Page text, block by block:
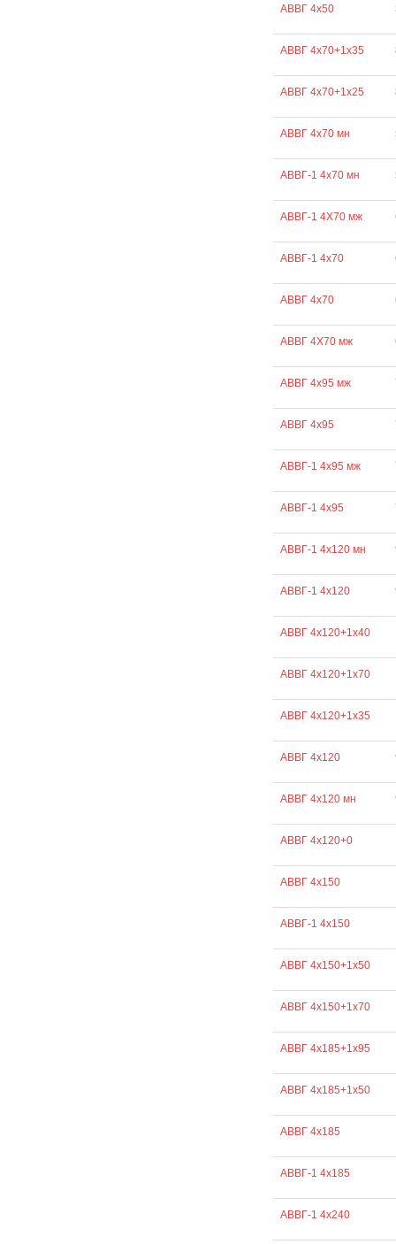
АВВГ 4х50
АВВГ 4х70+1х35
АВВГ 4х70+1х25
АВВГ 4х70 мн
АВВГ-1 4х70 мн
АВВГ-1 4Х70 мж
АВВГ-1 4х70
АВВГ 4х70
АВВГ 4Х70 мж
АВВГ 4х95 мж
АВВГ 4х95
АВВГ-1 4х95 мж
АВВГ-1 4х95
АВВГ-1 4х120 мн
АВВГ-1 4х120
АВВГ 4х120+1х40
АВВГ 4х120+1х70
АВВГ 4х120+1х35
АВВГ 4х120
АВВГ 4х120 мн
АВВГ 4х120+0
АВВГ 4х150
АВВГ-1 4х150
АВВГ 4х150+1х50
АВВГ 4х150+1х70
АВВГ 4х185+1х95
АВВГ 4х185+1х50
АВВГ 4х185
АВВГ-1 4х185
АВВГ-1 4х240